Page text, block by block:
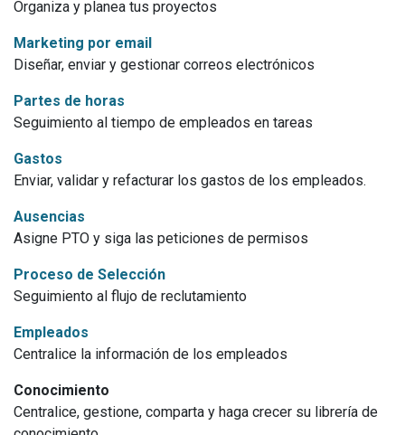
Organiza y planea tus proyectos
Marketing por email
Diseñar, enviar y gestionar correos electrónicos
Partes de horas
Seguimiento al tiempo de empleados en tareas
Gastos
Enviar, validar y refacturar los gastos de los empleados.
Ausencias
Asigne PTO y siga las peticiones de permisos
Proceso de Selección
Seguimiento al flujo de reclutamiento
Empleados
Centralice la información de los empleados
Conocimiento
Centralice, gestione, comparta y haga crecer su librería de